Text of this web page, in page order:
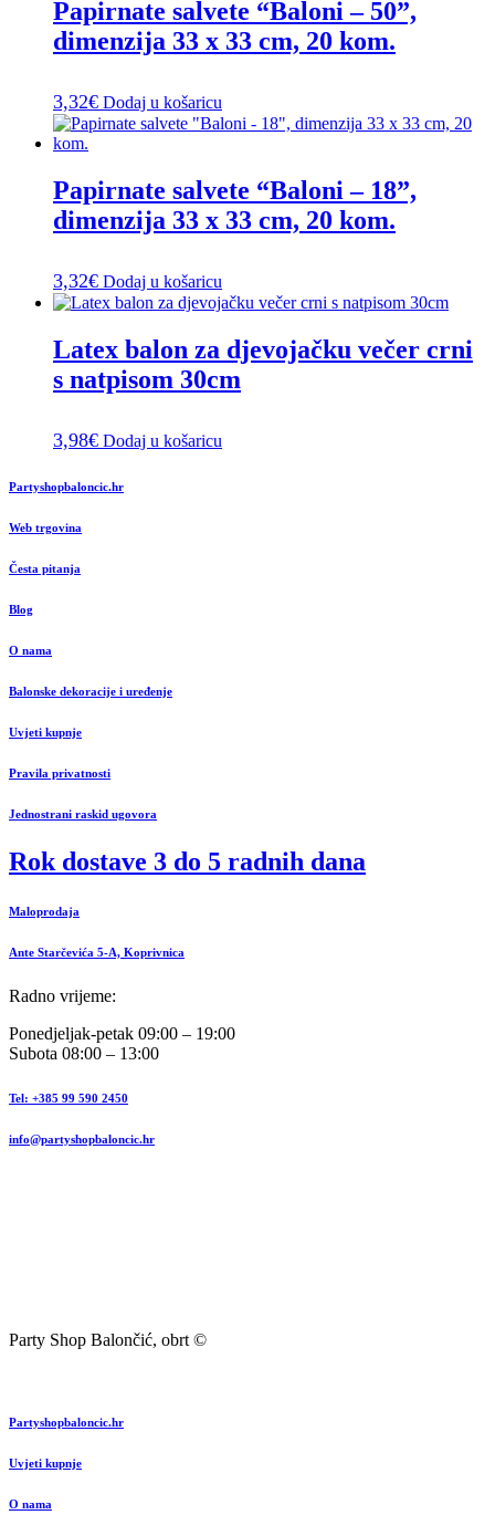
Papirnate salvete “Baloni – 50”,
dimenzija 33 x 33 cm, 20 kom.
3,32€ Dodaj u košaricu
Papirnate salvete “Baloni – 18”,
dimenzija 33 x 33 cm, 20 kom.
3,32€ Dodaj u košaricu
Latex balon za djevojačku večer crni
s natpisom 30cm
3,98€ Dodaj u košaricu
Partyshopbaloncic.hr
Web trgovina
Česta pitanja
Blog
O nama
Balonske dekoracije i uređenje
Uvjeti kupnje
Pravila privatnosti
Jednostrani raskid ugovora
Rok dostave 3 do 5 radnih dana
Maloprodaja
Ante Starčevića 5-A, Koprivnica
Radno vrijeme:
Ponedjeljak-petak 09:00 – 19:00
Subota 08:00 – 13:00
Tel: +385 99 590 2450
info@partyshopbaloncic.hr
Party Shop Balončić, obrt ©
Partyshopbaloncic.hr
Uvjeti kupnje
O nama